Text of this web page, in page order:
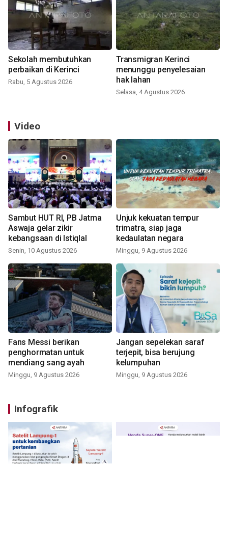
Sekolah membutuhkan
perbaikan di Kerinci
Rabu, 5 Agustus 2026
Transmigran Kerinci
menunggu penyelesaian
hak lahan
Selasa, 4 Agustus 2026
Video
Sambut HUT RI, PB Jatma
Aswaja gelar zikir
kebangsaan di Istiqlal
Senin, 10 Agustus 2026
Unjuk kekuatan tempur
trimatra, siap jaga
kedaulatan negara
Minggu, 9 Agustus 2026
Fans Messi berikan
penghormatan untuk
mendiang sang ayah
Minggu, 9 Agustus 2026
Jangan sepelekan saraf
terjepit, bisa berujung
kelumpuhan
Minggu, 9 Agustus 2026
Infografik